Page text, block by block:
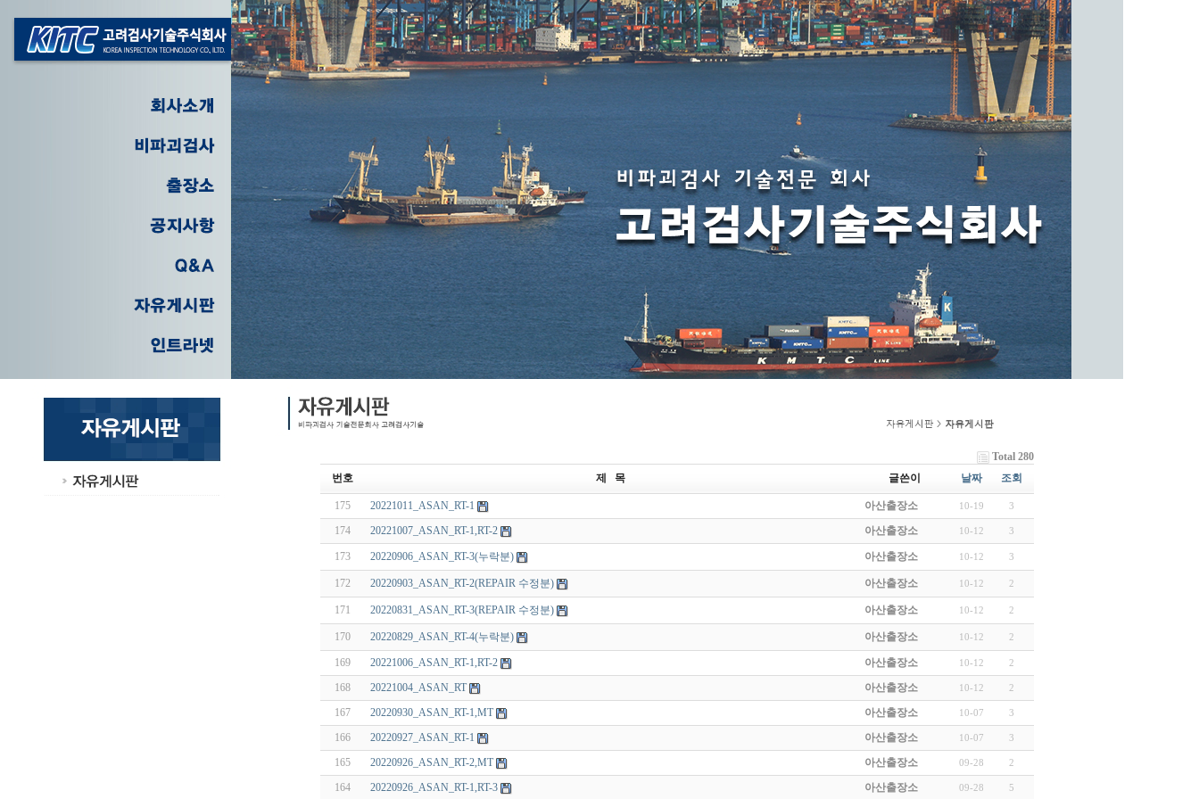
Total 280
번호
제 목 글쓴이 날짜 조회
175 20221011_ASAN_RT-1 아산출장소 10-19 3
174 20221007_ASAN_RT-1,RT-2 아산출장소 10-12 3
173 20220906_ASAN_RT-3(누락분) 아산출장소 10-12 3
172 20220903_ASAN_RT-2(REPAIR 수정분) 아산출장소 10-12 2
171 20220831_ASAN_RT-3(REPAIR 수정분) 아산출장소 10-12 2
170 20220829_ASAN_RT-4(누락분) 아산출장소 10-12 2
169 20221006_ASAN_RT-1,RT-2 아산출장소 10-12 2
168 20221004_ASAN_RT 아산출장소 10-12 2
167 20220930_ASAN_RT-1,MT 아산출장소 10-07 3
166 20220927_ASAN_RT-1 아산출장소 10-07 3
165 20220926_ASAN_RT-2,MT 아산출장소 09-28 2
164 20220926_ASAN_RT-1,RT-3 아산출장소 09-28 5